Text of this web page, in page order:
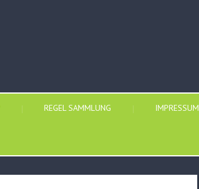
REGEL SAMMLUNG IMPRESSUM